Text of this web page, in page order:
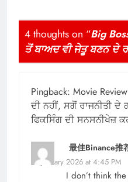
4 thoughts on “Big
ਤੋਂ ਬਾਅਦ ਵੀ ਜੇਤੂ ਬਣਨ ਦੇ
Pingback: Movie
ਦੀ ਨਹੀਂ, ਸਗੋਂ ਰਾਜਨੀਤੀ
ਫਿਕਸਿੰਗ ਦੀ ਸਨਸਨੀਖੇਜ਼
最佳Binance推
12 January 2026 at 4:45 PM
I don’t think